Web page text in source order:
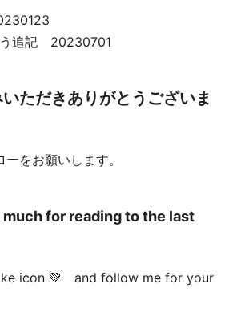
追記 20230701
ただきありがとうございま
をお願いします。
for reading to the last
icon 💚 and follow me for your